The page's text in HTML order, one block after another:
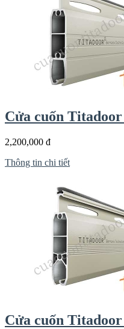
Cửa cuốn
2,200,000 đ
Thông tin chi tiết
Cửa cuốn